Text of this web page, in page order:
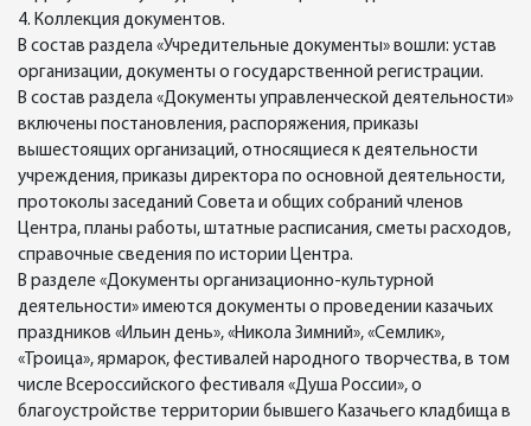
4. Коллекция документов.
В состав раздела «Учредительные документы» вошли: устав
организации, документы о государственной регистрации.
В состав раздела «Документы управленческой деятельности»
включены постановления, распоряжения, приказы
вышестоящих организаций, относящиеся к деятельности
учреждения, приказы директора по основной деятельности,
протоколы заседаний Совета и общих собраний членов
Центра, планы работы, штатные расписания, сметы расходов,
справочные сведения по истории Центра.
В разделе «Документы организационно-культурной
деятельности» имеются документы о проведении казачьих
праздников «Ильин день», «Никола Зимний», «Семлик»,
«Троица», ярмарок, фестивалей народного творчества, в том
числе Всероссийского фестиваля «Душа России», о
благоустройстве территории бывшего Казачьего кладбища в